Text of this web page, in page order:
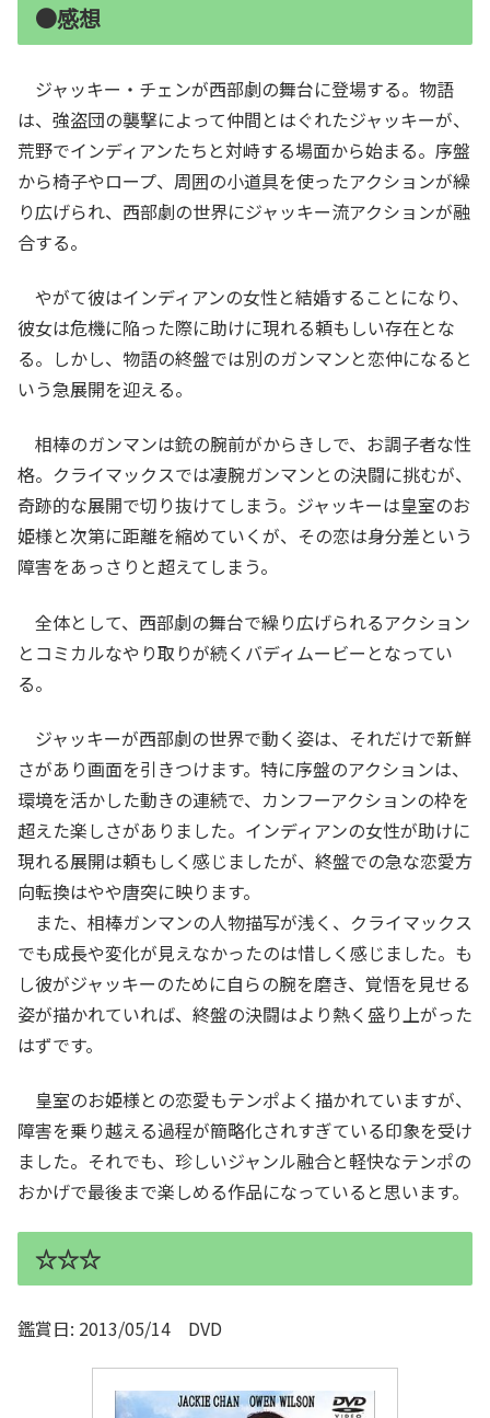
●感想
ジャッキー・チェンが西部劇の舞台に登場する。物語
は、強盗団の襲撃によって仲間とはぐれたジャッキーが、
荒野でインディアンたちと対峙する場面から始まる。序盤
から椅子やロープ、周囲の小道具を使ったアクションが繰
り広げられ、西部劇の世界にジャッキー流アクションが融
合する。
やがて彼はインディアンの女性と結婚することになり、
彼女は危機に陥った際に助けに現れる頼もしい存在とな
る。しかし、物語の終盤では別のガンマンと恋仲になると
いう急展開を迎える。
相棒のガンマンは銃の腕前がからきしで、お調子者な性
格。クライマックスでは凄腕ガンマンとの決闘に挑むが、
奇跡的な展開で切り抜けてしまう。ジャッキーは皇室のお
姫様と次第に距離を縮めていくが、その恋は身分差という
障害をあっさりと超えてしまう。
全体として、西部劇の舞台で繰り広げられるアクション
とコミカルなやり取りが続くバディムービーとなってい
る。
ジャッキーが西部劇の世界で動く姿は、それだけで新鮮
さがあり画面を引きつけます。特に序盤のアクションは、
環境を活かした動きの連続で、カンフーアクションの枠を
超えた楽しさがありました。インディアンの女性が助けに
現れる展開は頼もしく感じましたが、終盤での急な恋愛方
向転換はやや唐突に映ります。
また、相棒ガンマンの人物描写が浅く、クライマックス
でも成長や変化が見えなかったのは惜しく感じました。も
し彼がジャッキーのために自らの腕を磨き、覚悟を見せる
姿が描かれていれば、終盤の決闘はより熱く盛り上がった
はずです。
皇室のお姫様との恋愛もテンポよく描かれていますが、
障害を乗り越える過程が簡略化されすぎている印象を受け
ました。それでも、珍しいジャンル融合と軽快なテンポの
おかげで最後まで楽しめる作品になっていると思います。
☆☆☆
鑑賞日: 2013/05/14 DVD